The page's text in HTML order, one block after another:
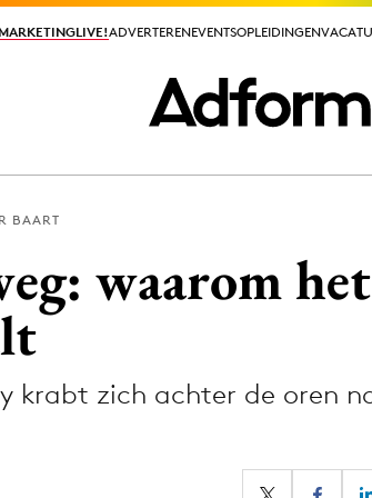
ADVERTERENEVENTSOPLEIDINGEN
ADVERTERENEVENTSOPLEIDINGEN
PR
BAART
waarom
krabt zich achter de oren